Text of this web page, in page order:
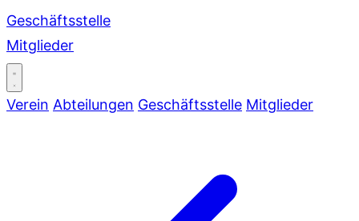
Geschäftsstelle
Mitglieder
Verein Abteilungen Geschäftsstelle Mitglieder